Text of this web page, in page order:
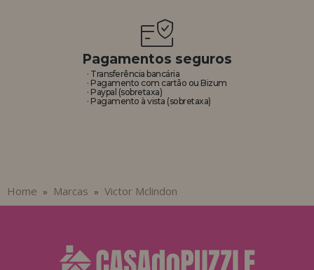
REGISTRO DE REVENDEDOR
Pagamentos seguros
· Transferência bancária
· Pagamento com cartão ou Bizum
· Paypal (sobretaxa)
· Pagamento à vista (sobretaxa)
Home » Marcas » Victor Mclindon